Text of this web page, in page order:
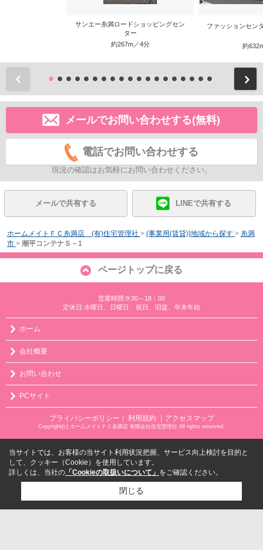
サンエー糸満ロードショッピングセン
ター
約267m／4分
ファッションセン
約
メールでお問い合わせする(無料)
電話でお問い合わせする
現況の確認はお気軽にお問い合わせください。
メールで共有する LINEで共有する
ホームメイトＦＣ糸満店 (有)住宅管理社 > (事業用(賃貸))地域から探す > 糸満
市 > 潮平コンテナＳ－1
ページトップに戻る
営業時間:9:30～18：00
定休日:水曜日、日曜日、祝日、旧盆、年末年始
ホーム
会社概要
お問い合わせ
PCサイト
プライバシーポリシー 利用規約 ｜アクセスマップ
Copyright(c) ホームメイトＦＣ糸満店 有限会社住宅管理社 All rights reserved.
当サイトでは、お客様の当サイト利用状況把握、サービス向上検討を目的と
して、クッキー（Cookie）を使用しています。
詳しくは、当社の 「Cookieの取扱いについて」 をご確認ください。
閉じる